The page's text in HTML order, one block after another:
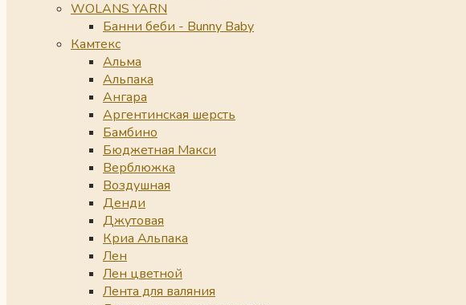
WOLANS YARN
Банни беби - Bunny Baby
Камтекс
Альма
Альпака
Ангара
Аргентинская шерсть
Бамбино
Бюджетная Макси
Верблюжка
Воздушная
Денди
Джутовая
Криа Альпака
Лен
Лен цветной
Лента для валяния